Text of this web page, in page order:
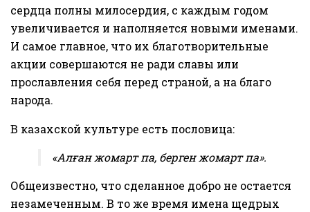
сердца полны милосердия, с каждым годом
увеличивается и наполняется новыми именами.
И самое главное, что их благотворительные
акции совершаются не ради славы или
прославления себя перед страной, а на благо
народа.
В казахской культуре есть пословица:
«Алған жомарт па, берген жомарт па».
Общеизвестно, что сделанное добро не остается
незамеченным. В то же время имена щедрых